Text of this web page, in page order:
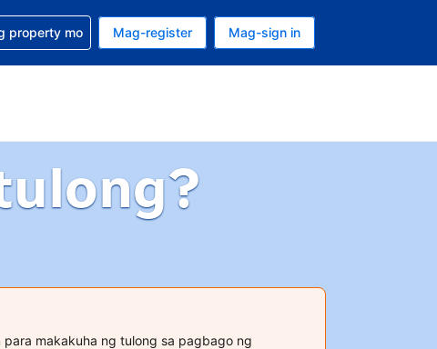
currency mo ngayon
ang wika mo ngayon
ng tulong sa reservation mo
property mo Mag-register Mag-sign in
makakuha ng tulong sa pagbago ng